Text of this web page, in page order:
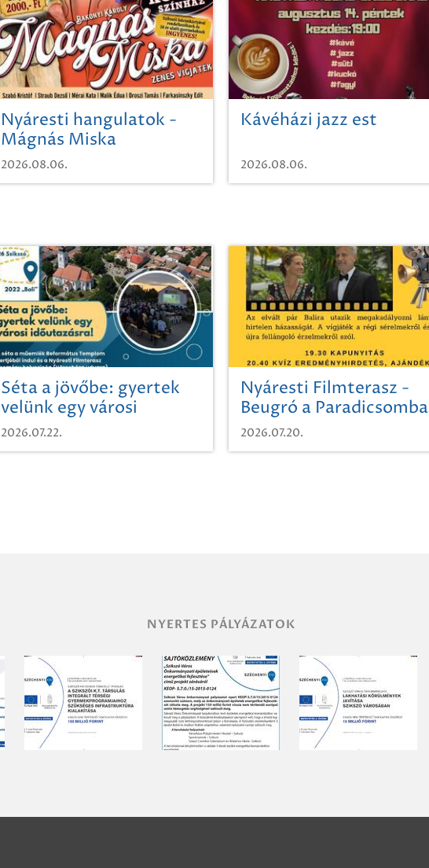
Nyáresti hangulatok -
Mágnás Miska
2026.08.06.
Kávéházi jazz est
2026.08.06.
Séta a jövőbe: gyertek
velünk egy városi
időutazásra!
2026.07.22.
Nyáresti Filmterasz -
Beugró a Paradicsomba
2026.07.20.
NYERTES PÁLYÁZATOK